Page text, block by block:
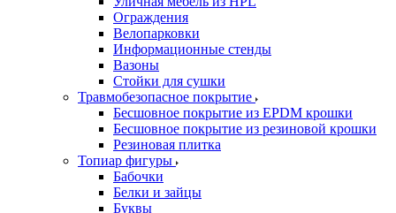
Ограждения
Велопарковки
Информационные стенды
Вазоны
Стойки для сушки
Травмобезопасное покрытие
Бесшовное покрытие из EPDM крошки
Бесшовное покрытие из резиновой крошки
Резиновая плитка
Топиар фигуры
Бабочки
Белки и зайцы
Буквы